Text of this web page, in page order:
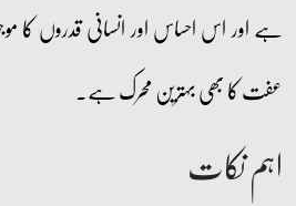
ہے اور اس احساس اور انسانی قدروں کا
عفت کا بھی بہترین محرک ہے۔
اہم نکات